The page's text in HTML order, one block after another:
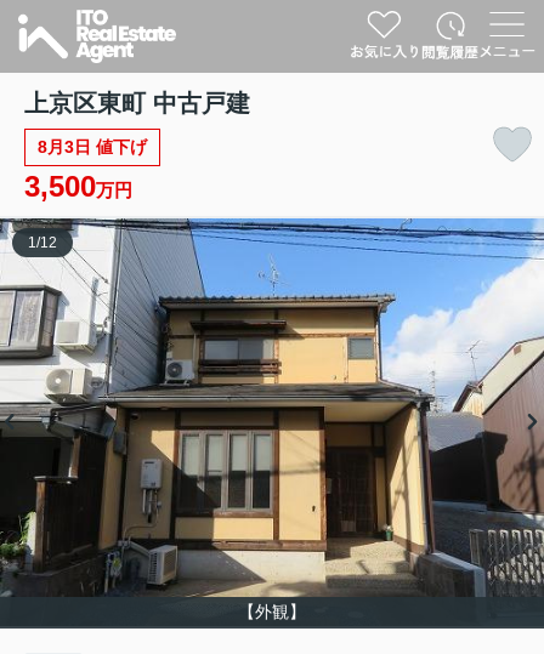
上京区東町 中古戸建
8月3日 値下げ
3,500万円
【外観】
1/12